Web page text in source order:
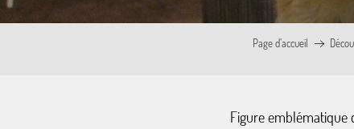
Page d’accueil
Figure emblématique